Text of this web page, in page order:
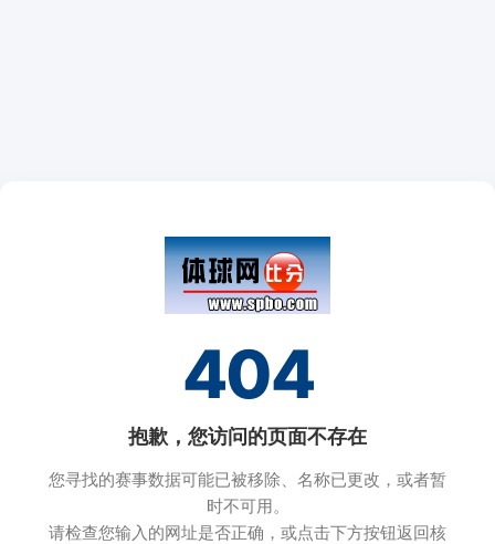
404
抱歉，您访问的页面不存在
您寻找的赛事数据可能已被移除、名称已更改，或者暂
时不可用。
请检查您输入的网址是否正确，或点击下方按钮返回核